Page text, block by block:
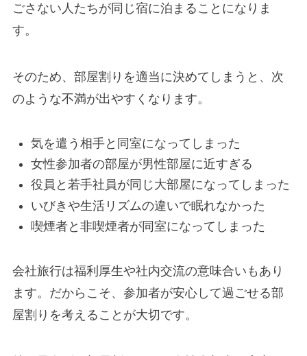
ごさない人たちが同じ宿に泊まることになりま
す。
そのため、部屋割りを適当に決めてしまうと、次
のような不満が出やすくなります。
気を遣う相手と同室になってしまった
女性参加者の部屋が男性部屋に近すぎる
役員と若手社員が同じ大部屋になってしまった
いびきや生活リズムの違いで眠れなかった
喫煙者と非喫煙者が同室になってしまった
会社旅行は福利厚生や社内交流の意味合いもあり
ます。だからこそ、参加者が安心して過ごせる部
屋割りを考えることが大切です。